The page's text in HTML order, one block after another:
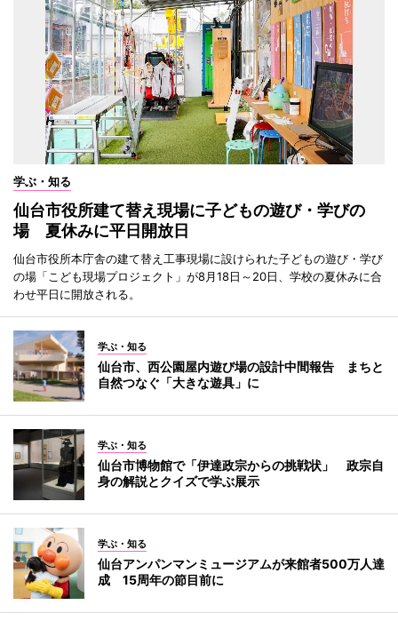
学ぶ・知る
仙台市役所建て替え現場に子どもの遊び・学びの
場 夏休みに平日開放日
仙台市役所本庁舎の建て替え工事現場に設けられた子どもの遊び・学び
の場「こども現場プロジェクト」が8月18日～20日、学校の夏休みに合
わせ平日に開放される。
学ぶ・知る
仙台市、西公園屋内遊び場の設計中間報告 まちと
自然つなぐ「大きな遊具」に
学ぶ・知る
仙台市博物館で「伊達政宗からの挑戦状」 政宗自
身の解説とクイズで学ぶ展示
学ぶ・知る
仙台アンパンマンミュージアムが来館者500万人達
成 15周年の節目前に